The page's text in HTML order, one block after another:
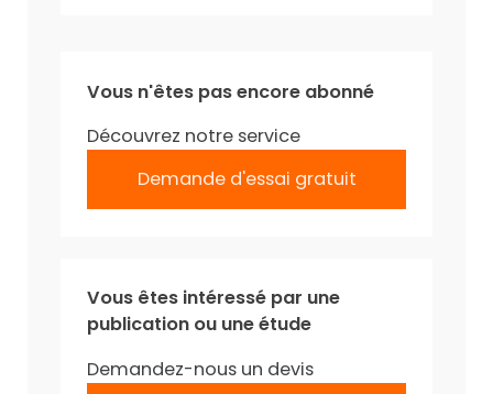
Vous n'êtes pas encore abonné
Découvrez notre service
Demande d'essai gratuit
Vous êtes intéressé par une
publication ou une étude
Demandez-nous un devis